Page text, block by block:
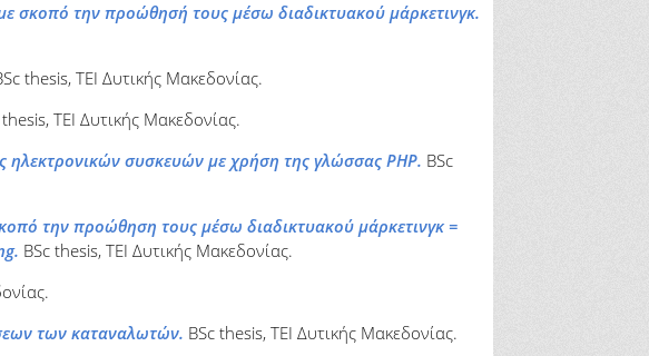
σκοπό την προώθησή τους μέσω διαδικτυακού μάρκετινγκ.
thesis, ΤΕΙ Δυτικής Μακεδονίας.
thesis, ΤΕΙ Δυτικής Μακεδονίας.
συσκευών με χρήση της γλώσσας PHP. BSc
την προώθηση τους μέσω διαδικτυακού μάρκετινγκ =
BSc thesis, ΤΕΙ Δυτικής Μακεδονίας.
των καταναλωτών. BSc thesis, ΤΕΙ Δυτικής Μακεδονίας.